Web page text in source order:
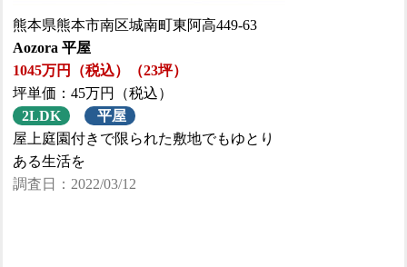
熊本県熊本市南区城南町東阿高449-63
Aozora 平屋
1045万円（税込）（23坪）
坪単価：45万円（税込）
2LDK
平屋
屋上庭園付きで限られた敷地でもゆとり
ある生活を
調査日：2022/03/12